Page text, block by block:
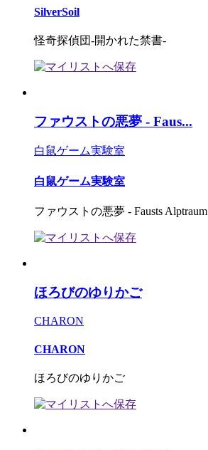
SilverSoil
怪奇探偵団-開かれた禁書-
ファウストの悪夢 - Faus...
白鼠ゲーム実験室
白鼠ゲーム実験室
ファウストの悪夢 - Fausts Alptraum
ほろびのゆりかご
CHARON
CHARON
ほろびのゆりかご